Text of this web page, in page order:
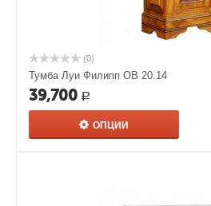
(0)
Тумба Луи Филипп ОВ 20.14
39,700 Р
ОПЦИИ